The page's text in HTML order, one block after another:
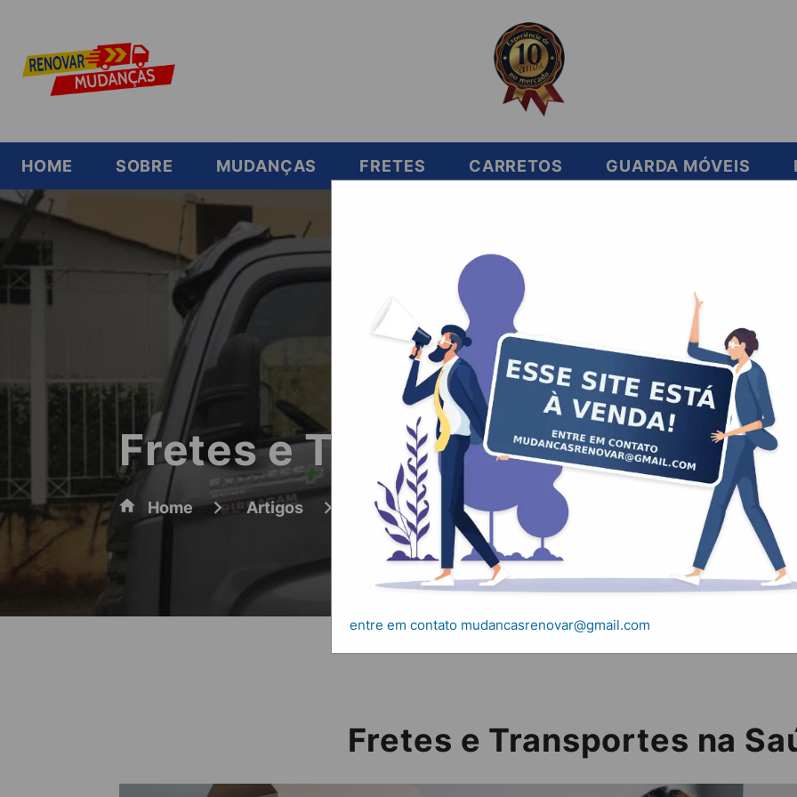
HOME SOBRE MUDANÇAS FRETES CARRETOS GUARDA MÓVEIS
Fretes e Transportes na Saúde
Home Artigos Fretes e Transportes na Saúde
Fretes e Transportes na
entre em contato mudancasrenovar@gmail.com